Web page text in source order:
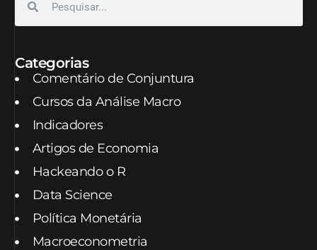
Categorias
Comentário de Conjuntura
Cursos da Análise Macro
Indicadores
Artigos de Economia
Hackeando o R
Data Science
Política Monetária
Macroeconometria